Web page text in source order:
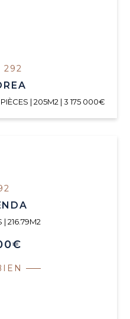
292
| 205M2 | 3 175 000€
| 216.79M2